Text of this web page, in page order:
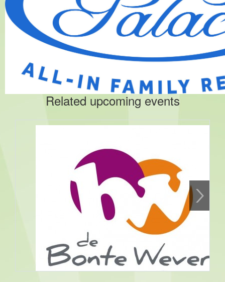
Related upcoming events